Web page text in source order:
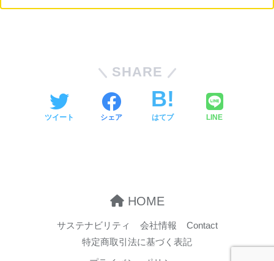
SHARE
ツイート シェア はてブ LINE
HOME
サステナビリティ 会社情報
Contact
特定商取引法に基づく表記